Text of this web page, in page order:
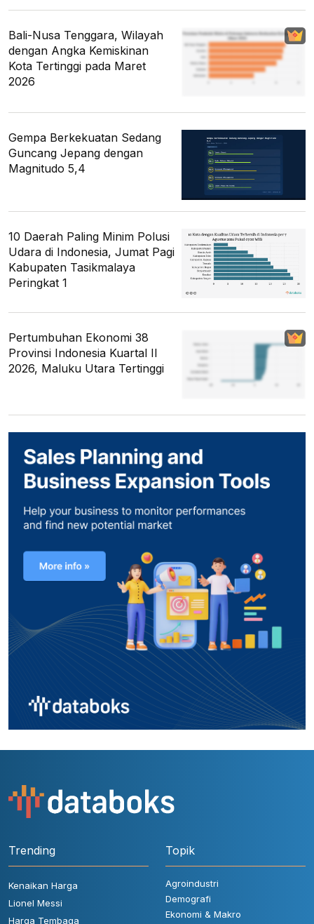
Bali-Nusa Tenggara, Wilayah
dengan Angka Kemiskinan
Kota Tertinggi pada Maret
2026
Gempa Berkekuatan Sedang
Guncang Jepang dengan
Magnitudo 5,4
10 Daerah Paling Minim Polusi
Udara di Indonesia, Jumat Pagi
Kabupaten Tasikmalaya
Peringkat 1
Pertumbuhan Ekonomi 38
Provinsi Indonesia Kuartal II
2026, Maluku Utara Tertinggi
Trending
Kenaikan Harga
Lionel Messi
Harga Tembaga
Topik
Agroindustri
Demografi
Ekonomi & Makro